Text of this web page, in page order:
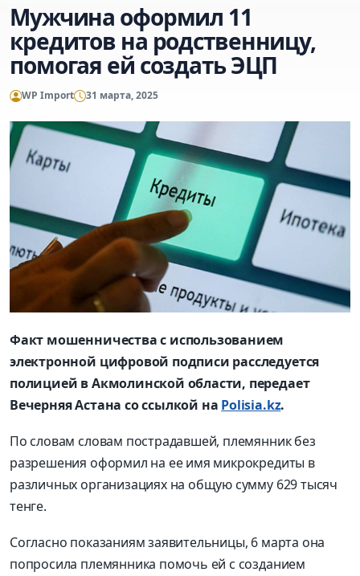
Мужчина оформил 11
кредитов на родственницу,
помогая ей создать ЭЦП
WP Import 31 марта, 2025
Факт мошенничества с использованием
электронной цифровой подписи расследуется
полицией в Акмолинской области, передает
Вечерняя Астана со ссылкой на Polisia.kz.
По словам словам пострадавшей, племянник без
разрешения оформил на ее имя микрокредиты в
различных организациях на общую сумму 629 тысяч
тенге.
Согласно показаниям заявительницы, 6 марта она
попросила племянника помочь ей с созданием